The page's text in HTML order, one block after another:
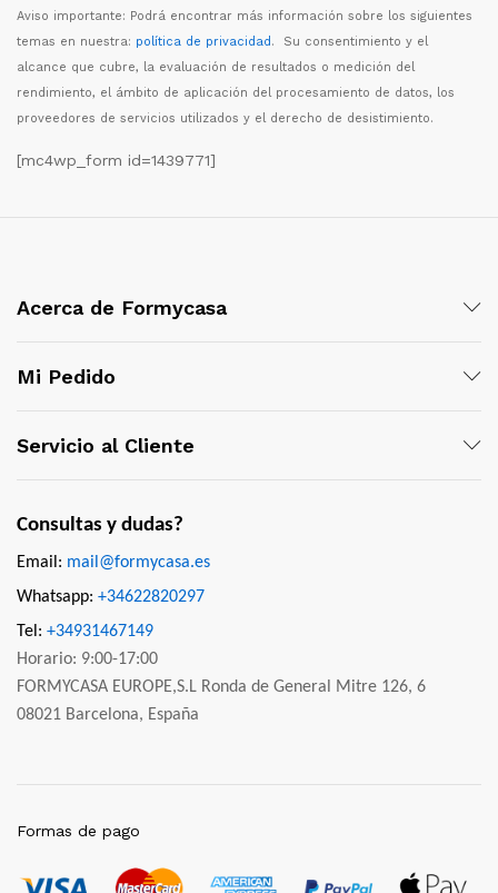
Aviso importante: Podrá encontrar más información sobre los siguientes
temas en nuestra: política de privacidad. Su consentimiento y el
alcance que cubre, la evaluación de resultados o medición del
rendimiento, el ámbito de aplicación del procesamiento de datos, los
proveedores de servicios utilizados y el derecho de desistimiento.
[mc4wp_form id=1439771]
Acerca de Formycasa
Mi Pedido
Servicio al Cliente
Consultas y dudas?
Email: mail@formycasa.es
Whatsapp: +34622820297
Tel: +34931467149
Horario: 9:00-17:00
FORMYCASA EUROPE,S.L Ronda de General Mitre 126, 6
08021 Barcelona, España
Formas de pago